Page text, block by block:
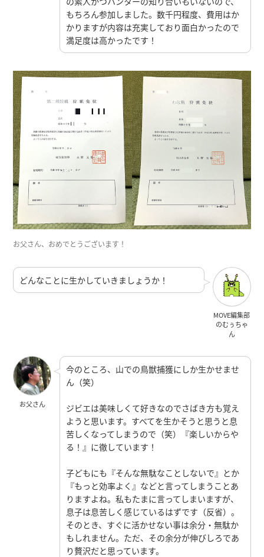
もちろん参加しました。数千円程度、費用はか
かりますが内容は充実しており面白かったので
満足度は高かったです！
お父さん、おめでとうございます！
MOVE編集部
のむぅちゃ
ん
どんなことに生かしていきましょうか！
お父さん
今のところ、山での鳥獣捕獲にしか生かせませ
ん（笑）
ジビエは美味しくて好きなのでさばき方も覚え
ようと思います。すべてを生かそうと思うと息
苦しくなってしまうので（笑）『楽しいからや
る！』に徹しています！
子どもにも『そんな無駄なことしないで』とか
『もっと効率よく』などと言ってしまうことあ
りますよね。私もたまに言ってしまいますが、
息子は息苦しく感じているはずです（反省）。
そのとき、すぐに活かせない事は余分・無駄か
もしれません。ただ、その余分が伸びしろであ
り贅沢だと思っています。